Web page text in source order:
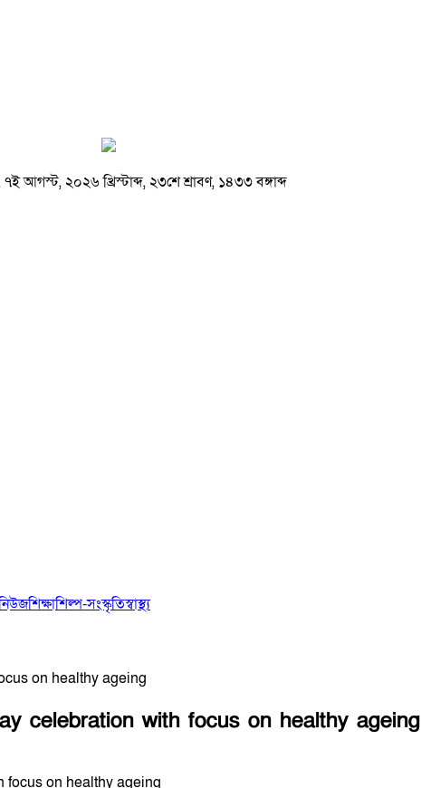
আগস্ট, ২০২৬ খ্রিস্টাব্দ, ২৩শে শ্রাবণ, ১৪৩৩ বঙ্গাব্দ
শিক্ষাশিল্প-সংস্কৃতিস্বাস্থ্য
on healthy ageing
celebration with focus on healthy ageing